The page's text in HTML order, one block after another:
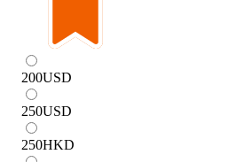
200USD
250USD
250HKD